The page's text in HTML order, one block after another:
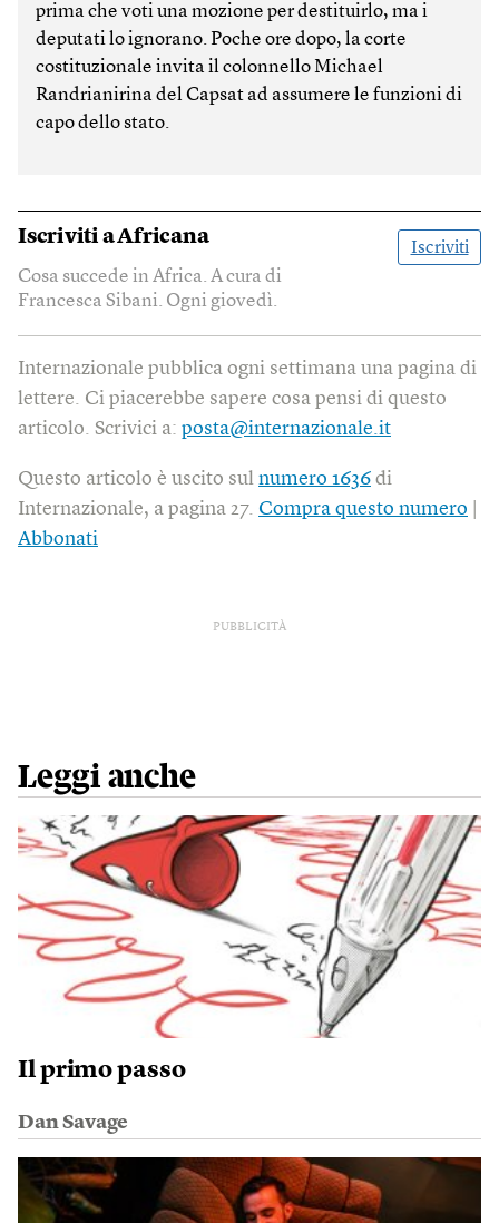
prima che voti una mozione per destituirlo, ma i
deputati lo ignorano. Poche ore dopo, la corte
costituzionale invita il colonnello Michael
Randrianirina del Capsat ad assumere le funzioni di
capo dello stato.
Iscriviti aAfricana
Iscriviti
Cosa succede in Africa. A cura di
Francesca Sibani. Ogni giovedì.
Internazionale pubblica ogni settimana una pagina di
lettere. Ci piacerebbe sapere cosa pensi di questo
articolo. Scrivici a: posta@internazionale.it
Questo articolo è uscito sul numero 1636 di
Internazionale, a pagina 27. Compra questo numero
Abbonati
PUBBLICITÀ
Leggi anche
Il primo passo
Dan Savage